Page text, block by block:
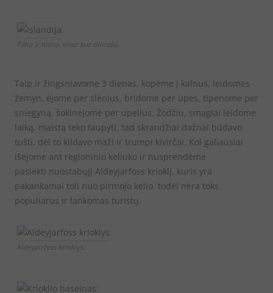
Pilka ir niūru, visur kur dairaisi.
Taip ir žingsniavome 3 dienas, kopėme į kalnus, leidomes
žemyn, ėjome per slėnius, bridome per upes, tipenome per
sniegyną, šokinėjome per upelius. Žodžiu, smagiai leidome
laiką, maistą teko taupyti, tad skrandžiai dažnai būdavo
tušti, dėl to kildavo maži ir trumpi kivirčai. Kol galiausiai
išėjome ant regioninio keliuko ir nusprendėme
pasiekti nuostabųjį Aldeyjarfoss krioklį, kuris yra
pakankamai toli nuo pirmojo kelio, todėl nėra toks
populiarus ir lankomas turistų.
Aldeyjarfoss krioklys.